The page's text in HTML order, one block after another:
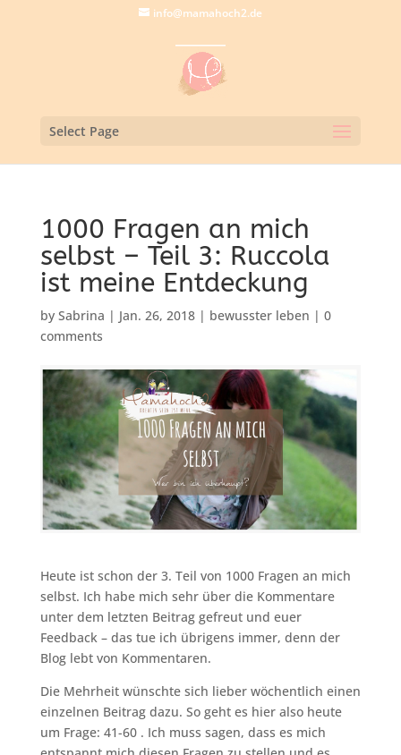
info@mamahoch2.de
Select Page
1000 Fragen an mich
selbst – Teil 3: Ruccola
ist meine Entdeckung
by Sabrina | Jan. 26, 2018| bewusster leben | 0
comments
Heute ist schon der 3. Teil von 1000 Fragen an mich
selbst. Ich habe mich sehr über die Kommentare
unter dem letzten Beitrag gefreut und euer
Feedback – das tue ich übrigens immer, denn der
Blog lebt von Kommentaren.
Die Mehrheit wünschte sich lieber wöchentlich einen
einzelnen Beitrag dazu. So geht es hier also heute
um Frage: 41-60 . Ich muss sagen, dass es mich